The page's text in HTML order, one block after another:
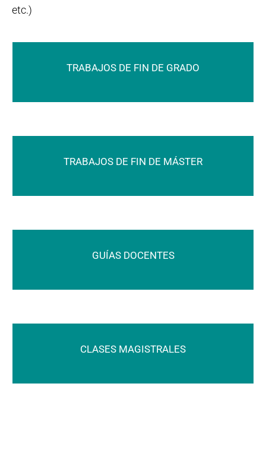
etc.)
TRABAJOS DE FIN DE GRADO
TRABAJOS DE FIN DE MÁSTER
GUÍAS DOCENTES
CLASES MAGISTRALES